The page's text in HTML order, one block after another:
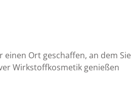
Ort geschaffen, an dem Sie
Wirkstoffkosmetik genießen